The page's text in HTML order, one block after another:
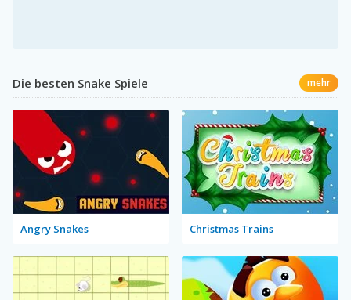
Die besten Snake Spiele mehr
Angry Snakes Christmas Trains